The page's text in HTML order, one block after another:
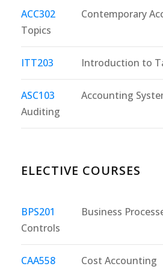
ACC302
Contemporary
Topics
ITT203 Introduction to
ASC103
Accounting
Auditing
ELECTIVE COURSES
BPS201
Business
Controls
CAA558 Cost Accounting